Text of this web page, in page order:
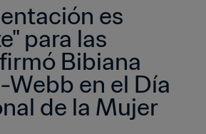
es
para las
Bibiana
Webb en el Día
de la Mujer